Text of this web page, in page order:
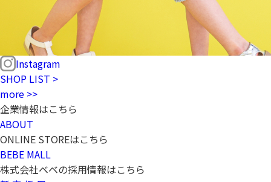
Instagram
SHOP LIST >
more >>
企業情報はこちら
ABOUT
ONLINE STOREはこちら
BEBE MALL
株式会社ベベの採用情報はこちら